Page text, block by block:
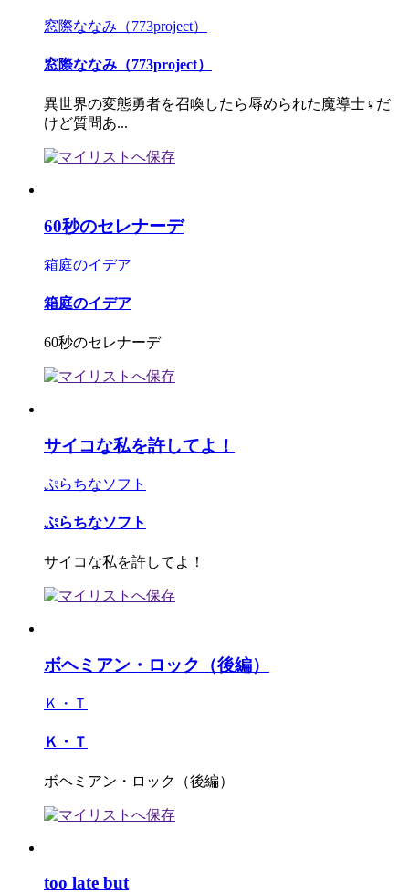
窓際ななみ（773project）
窓際ななみ（773project）
異世界の変態勇者を召喚したら辱められた魔導士♀だ
けど質問あ...
60秒のセレナーデ
箱庭のイデア
箱庭のイデア
60秒のセレナーデ
サイコな私を許してよ！
ぷらちなソフト
ぷらちなソフト
サイコな私を許してよ！
ボヘミアン・ロック（後編）
Ｋ・Ｔ
Ｋ・Ｔ
ボヘミアン・ロック（後編）
too late but